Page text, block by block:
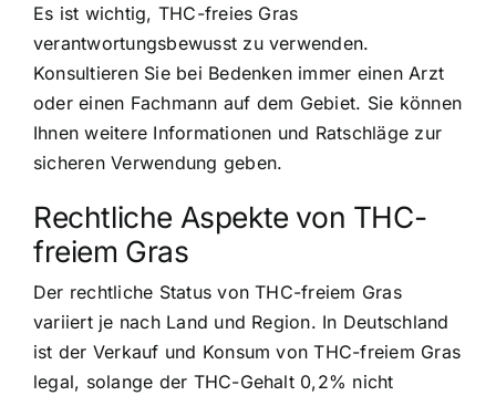
Es ist wichtig, THC-freies Gras
verantwortungsbewusst zu verwenden.
Konsultieren Sie bei Bedenken immer einen Arzt
oder einen Fachmann auf dem Gebiet. Sie können
Ihnen weitere Informationen und Ratschläge zur
sicheren Verwendung geben.
Rechtliche Aspekte von THC-
freiem Gras
Der rechtliche Status von THC-freiem Gras
variiert je nach Land und Region. In Deutschland
ist der Verkauf und Konsum von THC-freiem Gras
legal, solange der THC-Gehalt 0,2% nicht